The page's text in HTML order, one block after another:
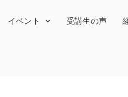
イベント 受講生の声